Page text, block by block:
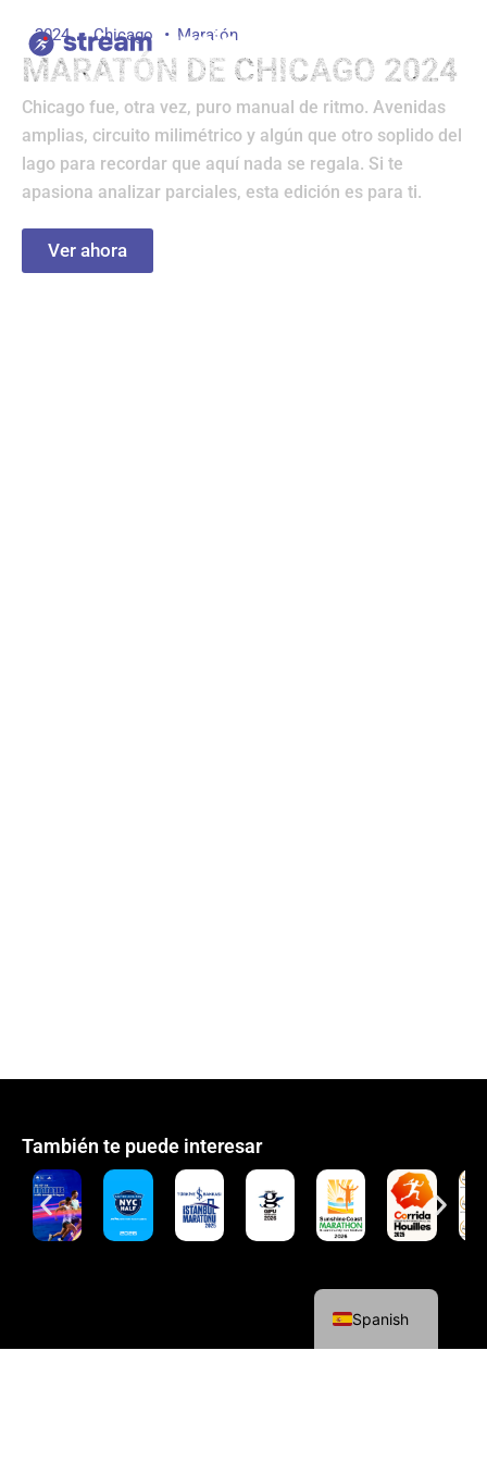
contenido
2024 Chicago Maratón
MARATÓN DE CHICAGO 2024
Chicago fue, otra vez, puro manual de ritmo. Avenidas
amplias, circuito milimétrico y algún que otro soplido del
lago para recordar que aquí nada se regala. Si te
apasiona analizar parciales, esta edición es para ti.
Ver ahora
También te puede interesar
Spanish